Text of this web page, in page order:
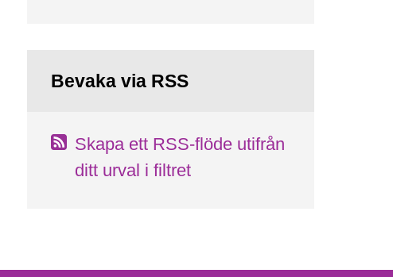
Bevaka via RSS
Skapa ett RSS-flöde utifrån
ditt urval i filtret